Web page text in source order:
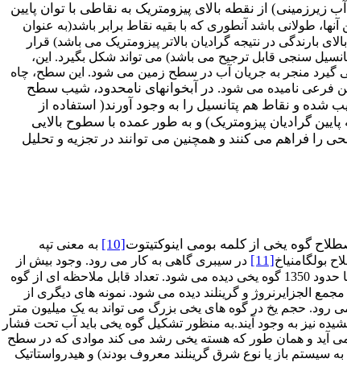
از نقطه بالای پیزومتریک به نقاطی با توان پایین
آنها، طولانی باشد آنطوری که با بقیه نقاط برابر باشد(به عنوان
بارندگی در نتیجه گرادیان بالاتر پیزومتریک می باشد) قرار
سنجی قابل ترجیح می باشد) می تواند شکل بگیرد. این،
می گیرد منجر به جریان آب در سطح زمین می شود. این سطح، چاه
فرعی نامیده می شود. در آبخوانهای نامحدود، شیب سطح
شده و نقاط هم پتانسیل را به وجود آورند( استفاده از
گرادیان پیزومتریک) و به طور عمده با سطوح بالایی
را فراهم می کنند و همچنین می توانند در تجزیه و تحلیل
گوه یخی از کلمه بومی اینوکتیتوت[10] به معنی تپه
بولگامنیاخ[11] در سیبری گاهی به کار می رود. وجود بیش از
در غرب کانادا با حدود 1350 گوه یخی دیده می شود. تعداد قابل ملاحظه ای از گوه
الجزایرنروژ و گرینلند دیده می شود. نمونه های دیگری از
دارد. ارتفاع گوه های یخی از 50 متر در طول و 60 متر در قطر فراتر می رود. حجم یخ در گوه های یخی بزرگ می تواند به یک میلیون متر
به وجود آیند.به منظور تشکیل گوه یخی باید آب تحت فشار
می آید و همان طور که هسته یخی رشد می کند موادی که در سطح
سیستم باز یا نوع شرق گرینلند معروف بودند) و هیدرواستاتیک